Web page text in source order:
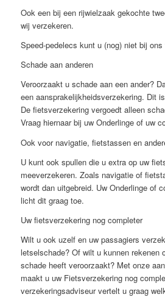
Ook een bij een rijwielzaak gekochte
wij verzekeren.
Speed-pedelecs kunt u (nog) niet bij
Schade aan anderen
Veroorzaakt u schade aan een ander?
een aansprakelijkheidsverzekering. Dit
De fietsverzekering vergoedt alleen
Vraag hiernaar bij uw Onderlinge of uw
Ook voor navigatie, fietstassen en
U kunt ook spullen die u extra op uw
meeverzekeren. Zoals navigatie of
wordt dan uitgebreid. Uw Onderlinge of
licht dit graag toe.
Uw fietsverzekering nog completer
Wilt u ook uzelf en uw passagiers
letselschade? Of wilt u kunnen rekenen
schade heeft veroorzaakt? Met onze
maakt u uw Fietsverzekering nog
verzekeringsadviseur vertelt u graag